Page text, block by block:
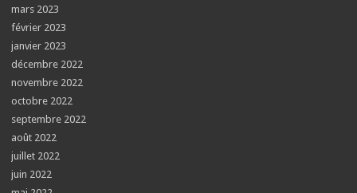
mars 2023
février 2023
janvier 2023
décembre 2022
novembre 2022
octobre 2022
septembre 2022
août 2022
juillet 2022
juin 2022